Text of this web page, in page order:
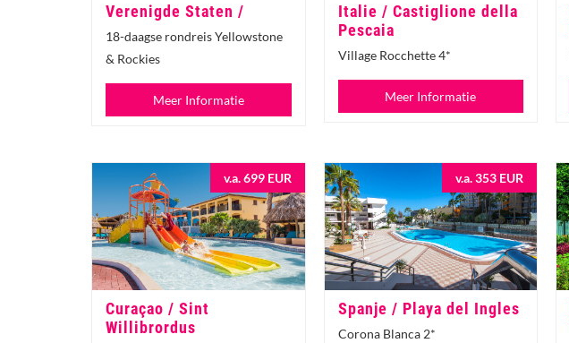
Verenigde Staten /
18-daagse rondreis Yellowstone
& Rockies
Meer Informatie
Italie / Castiglione della
Pescaia
Village Rocchette 4*
Meer Informatie
v.a. 699 EUR
Curaçao / Sint
Willibrordus
v.a. 353 EUR
Spanje / Playa del Ingles
Corona Blanca 2*